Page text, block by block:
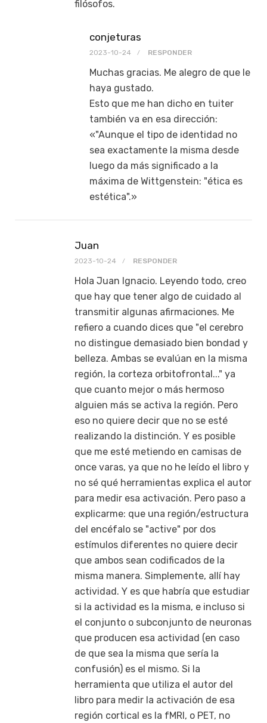
filósofos.
conjeturas
2023-10-24 RESPONDER
Muchas gracias. Me alegro de que le
haya gustado.
Esto que me han dicho en tuiter
también va en esa dirección:
«"Aunque el tipo de identidad no
sea exactamente la misma desde
luego da más significado a la
máxima de Wittgenstein: "ética es
estética".»
Juan
2023-10-24 RESPONDER
Hola Juan Ignacio. Leyendo todo, creo
que hay que tener algo de cuidado al
transmitir algunas afirmaciones. Me
refiero a cuando dices que "el cerebro
no distingue demasiado bien bondad y
belleza. Ambas se evalúan en la misma
región, la corteza orbitofrontal..." ya
que cuanto mejor o más hermoso
alguien más se activa la región. Pero
eso no quiere decir que no se esté
realizando la distinción. Y es posible
que me esté metiendo en camisas de
once varas, ya que no he leído el libro y
no sé qué herramientas explica el autor
para medir esa activación. Pero paso a
explicarme: que una región/estructura
del encéfalo se "active" por dos
estímulos diferentes no quiere decir
que ambos sean codificados de la
misma manera. Simplemente, allí hay
actividad. Y es que habría que estudiar
si la actividad es la misma, e incluso si
el conjunto o subconjunto de neuronas
que producen esa actividad (en caso
de que sea la misma que sería la
confusión) es el mismo. Si la
herramienta que utiliza el autor del
libro para medir la activación de esa
región cortical es la fMRI, o PET, no